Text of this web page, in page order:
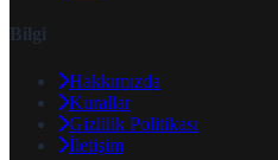
Bilgi
Hakkımızda
Kurallar
Gizlilik Politikası
İletişim